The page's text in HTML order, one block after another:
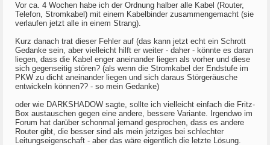
Vor ca. 4 Wochen habe ich der Ordnung halber alle Kabel (Router,
Telefon, Stromkabel) mit einem Kabelbinder zusammengemacht (sie
verlaufen jetzt alle in einem Strang).
Kurz danach trat dieser Fehler auf (das kann jetzt echt ein Schrott
Gedanke sein, aber vielleicht hilft er weiter - daher - könnte es daran
liegen, dass die Kabel enger aneinander liegen als vorher und diese
sich gegenseitig stören? (als wenn die Stromkabel der Endstufe im
PKW zu dicht aneinander liegen und sich daraus Störgeräusche
entwickeln können?? - so mein Gedanke)
oder wie DARKSHADOW sagte, sollte ich vielleicht einfach die Fritz-
Box austauschen gegen eine andere, bessere Variante. Irgendwo im
Forum hat darüber schonmal jemand gesprochen, dass es andere
Router gibt, die besser sind als mein jetziges bei schlechter
Leitungseigenschaft - aber das wäre eigentlich die letzte Lösung.